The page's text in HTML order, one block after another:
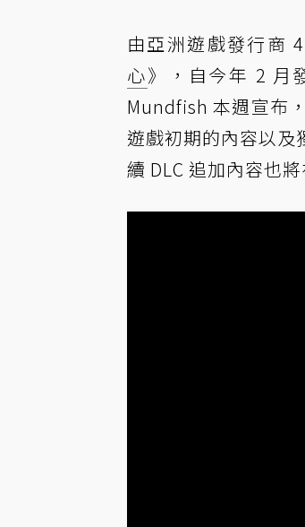
由亞洲遊戲發行商
心》，自今年 2 月
Mundfish 本週宣布
遊戲初期的內容以
續 DLC 追加內容也